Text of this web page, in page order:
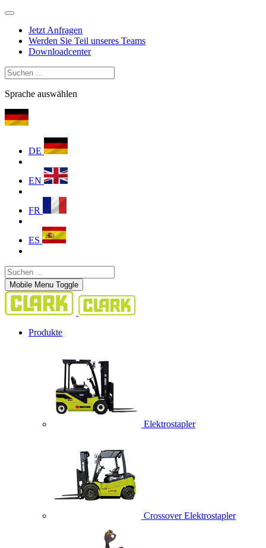
Jetzt Anfragen
Werden Sie Teil unseres Teams
Downloadcenter
Sprache auswählen
DE
EN
FR
ES
Mobile Menu Toggle
Produkte
Elektrostapler
Crossover Elektrostapler